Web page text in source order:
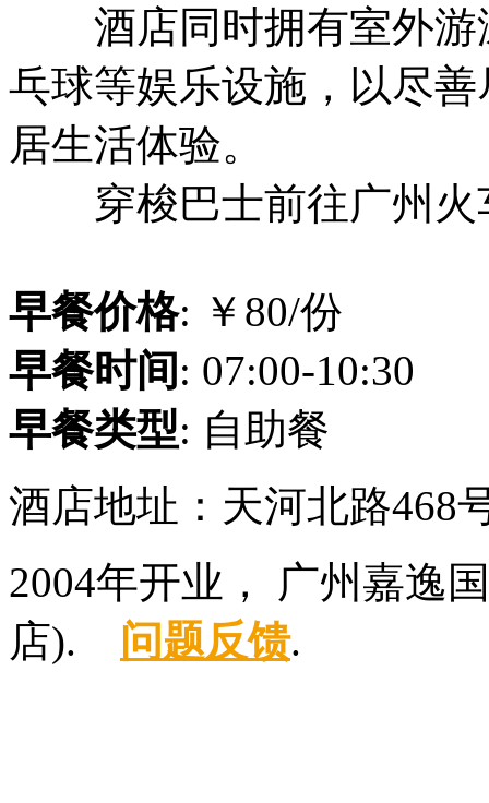
酒店同时拥有室外游
乓球等娱乐设施，以尽
居生活体验。
穿梭巴士前往广州火
早餐价格: ￥80/份
早餐时间 : 07:00-10:30
早餐类型: 自助餐
酒店地址：天河北路468
2004年开业， 广州嘉逸
店). 问题反馈.